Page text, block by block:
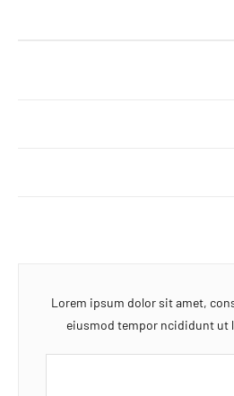
Lorem ipsum dolor sit amet,
eiusmod tempor ncididunt ut